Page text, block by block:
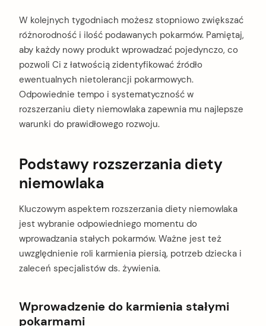
W kolejnych tygodniach możesz stopniowo zwiększać
różnorodność i ilość podawanych pokarmów. Pamiętaj,
aby każdy nowy produkt wprowadzać pojedynczo, co
pozwoli Ci z łatwością zidentyfikować źródło
ewentualnych nietolerancji pokarmowych.
Odpowiednie tempo i systematyczność w
rozszerzaniu diety niemowlaka zapewnia mu najlepsze
warunki do prawidłowego rozwoju.
Podstawy rozszerzania diety
niemowlaka
Kluczowym aspektem rozszerzania diety niemowlaka
jest wybranie odpowiedniego momentu do
wprowadzania stałych pokarmów. Ważne jest też
uwzględnienie roli karmienia piersią, potrzeb dziecka i
zaleceń specjalistów ds. żywienia.
Wprowadzenie do karmienia stałymi
pokarmami